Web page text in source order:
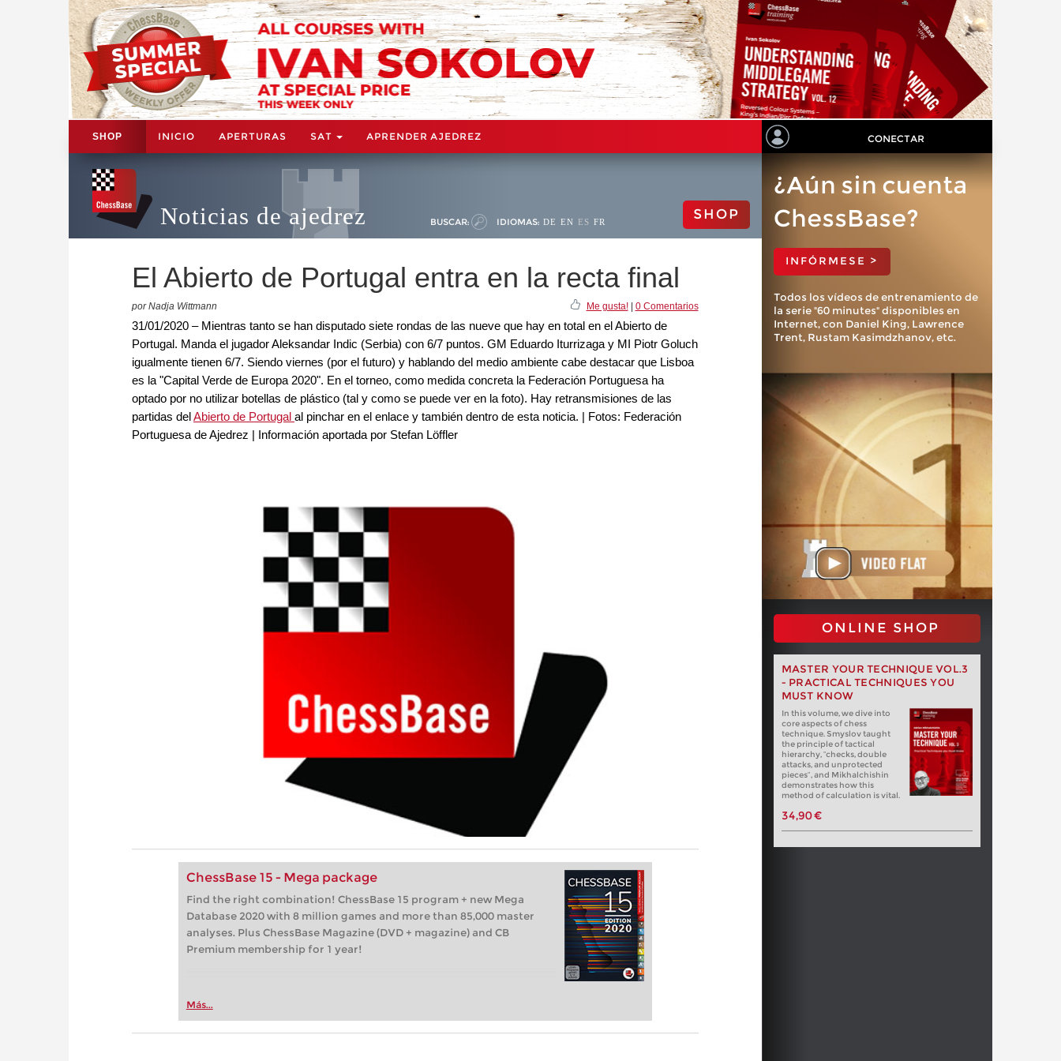
SHOP INICIO APERTURAS SAT APRENDER AJEDREZ CONECTAR
Noticias de ajedrez BUSCAR: IDIOMAS: DE EN ES FR SHOP
El Abierto de Portugal entra en la recta final
por Nadja Wittmann Me gusta!| 0 Comentarios
31/01/2020 – Mientras tanto se han disputado siete rondas de las nueve que hay en total en el Abierto de
Portugal. Manda el jugador Aleksandar Indic (Serbia) con 6/7 puntos. GM Eduardo Iturrizaga y MI Piotr Goluch
igualmente tienen 6/7. Siendo viernes (por el futuro) y hablando del medio ambiente cabe destacar que Lisboa
es la "Capital Verde de Europa 2020". En el torneo, como medida concreta la Federación Portuguesa ha
optado por no utilizar botellas de plástico (tal y como se puede ver en la foto). Hay retransmisiones de las
partidas delAbierto de Portugal al pinchar en el enlace y también dentro de esta noticia. | Fotos: Federación
Portuguesa de Ajedrez | Información aportada por Stefan Löffler
ChessBase 15 - Mega package
Find the right combination! ChessBase 15 program + new Mega
Database 2020 with 8 million games and more than 85,000 master
analyses. Plus ChessBase Magazine (DVD + magazine) and CB
Premium membership for 1 year!
Más...
¿Aún sin cuenta
ChessBase?
INFÓRMESE >
Todos los vídeos de entrenamiento de
la serie "60 minutes" disponibles en
Internet, con Daniel King, Lawrence
Trent, Rustam Kasimdzhanov, etc.
ONLINE SHOP
MASTER YOUR TECHNIQUE VOL.3
- PRACTICAL TECHNIQUES YOU
MUST KNOW
In this volume, we dive into
core aspects of chess
technique. Smyslov taught
the principle of tactical
hierarchy, “checks, double
attacks, and unprotected
pieces”, and Mikhalchishin
demonstrates how this
method of calculation is vital.
34,90 €